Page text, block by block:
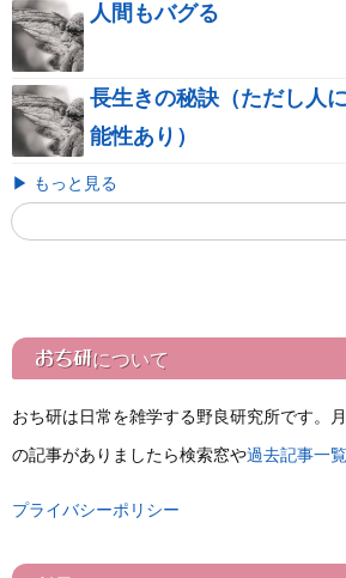
人間もバグる
長生きの秘訣（ただし人
能性あり）
▶ もっと見る
おち研について
おち研は日常を雑学する野良研究所です。
の記事がありましたら検索窓や過去記事一覧
プライバシーポリシー